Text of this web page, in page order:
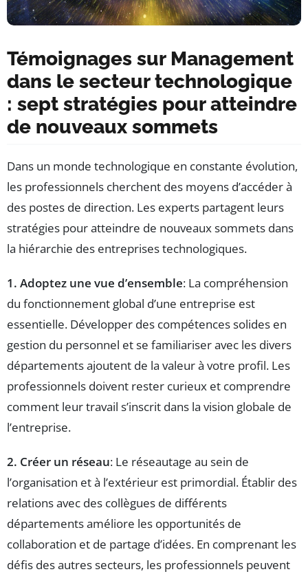
Témoignages sur Management
dans le secteur technologique
: sept stratégies pour atteindre
de nouveaux sommets
Dans un monde technologique en constante évolution,
les professionnels cherchent des moyens d’accéder à
des postes de direction. Les experts partagent leurs
stratégies pour atteindre de nouveaux sommets dans
la hiérarchie des entreprises technologiques.
1. Adoptez une vue d’ensemble: La compréhension
du fonctionnement global d’une entreprise est
essentielle. Développer des compétences solides en
gestion du personnel et se familiariser avec les divers
départements ajoutent de la valeur à votre profil. Les
professionnels doivent rester curieux et comprendre
comment leur travail s’inscrit dans la vision globale de
l’entreprise.
2. Créer un réseau: Le réseautage au sein de
l’organisation et à l’extérieur est primordial. Établir des
relations avec des collègues de différents
départements améliore les opportunités de
collaboration et de partage d’idées. En comprenant les
défis des autres secteurs, les professionnels peuvent